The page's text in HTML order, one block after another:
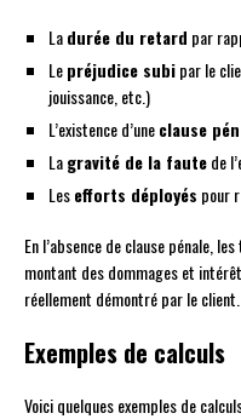
Ladurée du retard par
Lepréjudice subipar le
jouissance, etc.)
L’existence d’uneclause
Lagravité de la fautede
Lesefforts déployés pour
En l’absence de clause pénale,
montant des dommages et
réellement démontré par le client.
Exemples de calculs
Voici quelques exemples de